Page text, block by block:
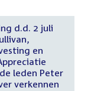
d.d. 2 juli
en
leden Peter
verkennen